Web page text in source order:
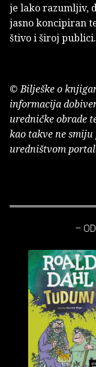
je lako razumljiv,
jasno koncipiran
štivo i široj publici.
© Bilješke o
informacija
uredničke obrade
kao takve ne
uredništvom
–